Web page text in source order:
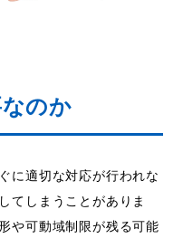
のか
に適切な対応が行われな
てしまうことがありま
や可動域制限が残る可能